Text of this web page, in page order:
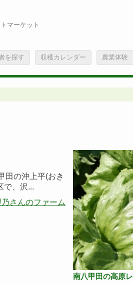
マーケット
を探す 収穫カレンダー 農業体験
田の沖上平(おき
で、沢...
さんのファーム
南八甲田の高原